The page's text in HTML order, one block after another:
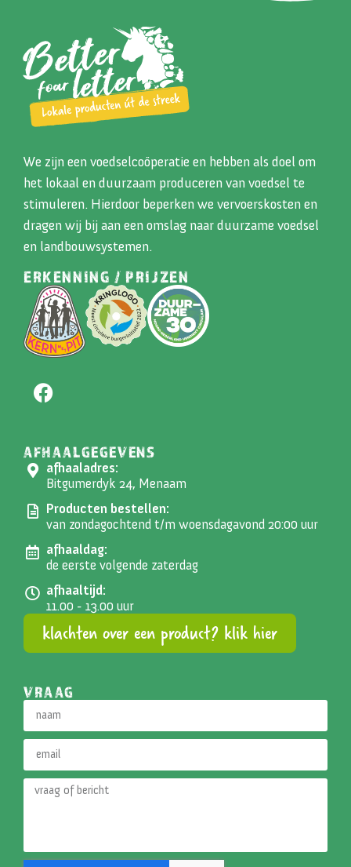
We zijn een voedselcoöperatie en hebben als doel om
het lokaal en duurzaam produceren van voedsel te
stimuleren. Hierdoor beperken we vervoerskosten en
dragen wij bij aan een omslag naar duurzame voedsel
en landbouwsystemen.
ERKENNING / PRIJZEN
AFHAALGEGEVENS
afhaaladres:
Bitgumerdyk 24, Menaam
Producten bestellen:
van zondagochtend t/m woensdagavond 20:00 uur
afhaaldag:
de eerste volgende zaterdag
afhaaltijd:
11.00 - 13.00 uur
klachten over een product? klik hier
VRAAG